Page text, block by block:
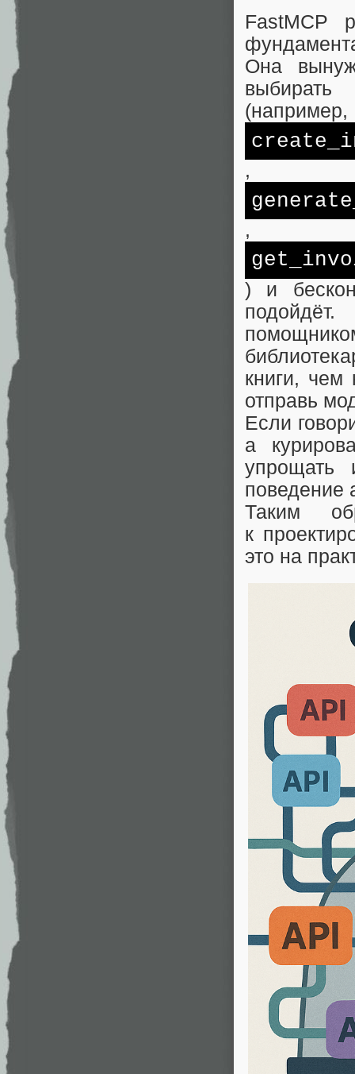
FastMCP
Она
(например,
,
,
) и
книги, чем
отправь
Если
а
упрощать
поведение
Таким
к
это на